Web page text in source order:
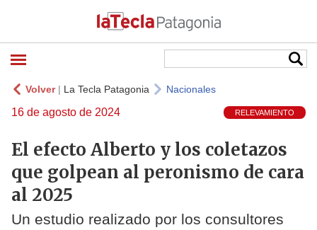
Volver| La Tecla Patagonia Nacionales
16 de agosto de 2024 RELEVAMIENTO
El efecto Alberto y los coletazos
que golpean al peronismo de cara
al 2025
Un estudio realizado por los consultores